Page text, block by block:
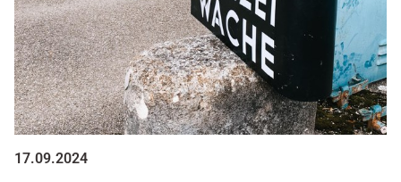
17.09.2024